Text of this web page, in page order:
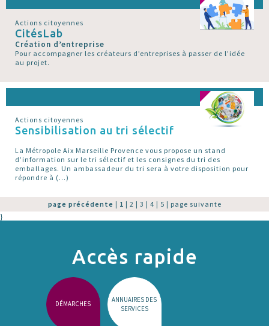
Actions citoyennes
CitésLab
Création d’entreprise
Pour accompagner les créateurs d’entreprises à passer de l’idée
au projet.
Actions citoyennes
Sensibilisation au tri sélectif
La Métropole Aix Marseille Provence vous propose un stand
d’information sur le tri sélectif et les consignes du tri des
emballages. Un ambassadeur du tri sera à votre disposition pour
répondre à (…)
page précédente | 1 | 2 | 3 | 4 | 5 | page suivante
}
Accès rapide
DÉMARCHES
ANNUAIRES DES
SERVICES